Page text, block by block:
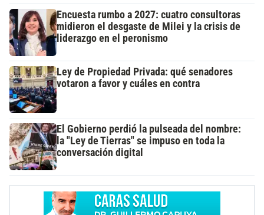
Encuesta rumbo a 2027: cuatro consultoras
midieron el desgaste de Milei y la crisis de
liderazgo en el peronismo
Ley de Propiedad Privada: qué senadores
votaron a favor y cuáles en contra
El Gobierno perdió la pulseada del nombre:
la "Ley de Tierras" se impuso en toda la
conversación digital